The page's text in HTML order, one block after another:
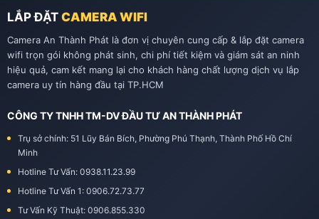
LẮP ĐẶT CAMERA WIFI
Camera An Thành Phát là đơn vị chuyên cung cấp & lắp đặt camera
wifi trọn gói không phát sinh, chi phí tiết kiệm và giám sát an ninh
hiệu quả, cam kết mang lại cho khách hàng chất lượng dịch vụ lắp
camera uy tín hàng đầu tại TP.HCM
CÔNG TY TNHH TM-DV ĐẦU TƯ AN THÀNH PHÁT
Trụ sở chính: 51 Lũy Bán Bích, Phường Phú Thạnh, Thành Phố Hồ Chí
Minh
Hotline Tư Vấn: 0938.11.23.99
Hotline Tư Vấn 1: 0906.72.73.77
Tư Vấn Kỹ Thuật: 0906.855.330